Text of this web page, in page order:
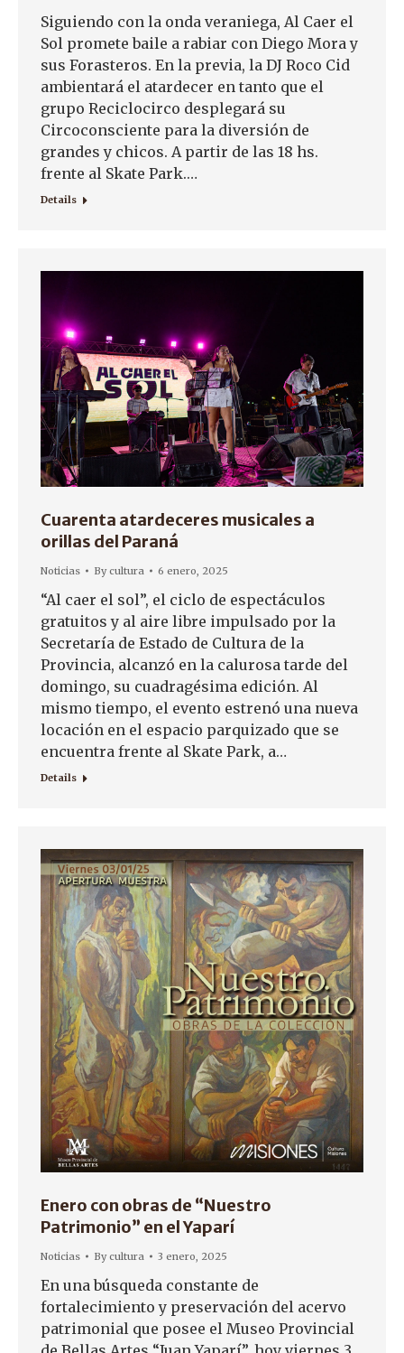
Siguiendo con la onda veraniega, Al Caer el
Sol promete baile a rabiar con Diego Mora y
sus Forasteros. En la previa, la DJ Roco Cid
ambientará el atardecer en tanto que el
grupo Reciclocirco desplegará su
Circoconsciente para la diversión de
grandes y chicos. A partir de las 18 hs.
frente al Skate Park.…
Details
Cuarenta atardeceres musicales a
orillas del Paraná
Noticias Bycultura 6 enero, 2025
“Al caer el sol”, el ciclo de espectáculos
gratuitos y al aire libre impulsado por la
Secretaría de Estado de Cultura de la
Provincia, alcanzó en la calurosa tarde del
domingo, su cuadragésima edición. Al
mismo tiempo, el evento estrenó una nueva
locación en el espacio parquizado que se
encuentra frente al Skate Park, a…
Details
Enero con obras de “Nuestro
Patrimonio” en el Yaparí
Noticias Bycultura 3 enero, 2025
En una búsqueda constante de
fortalecimiento y preservación del acervo
patrimonial que posee el Museo Provincial